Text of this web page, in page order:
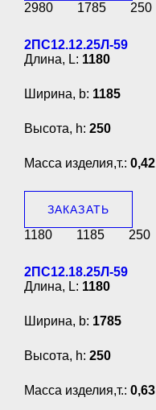
2980 1785 250
2ПС12.12.25Л-59
Длина, L: 1180
Ширина, b: 1185
Высота, h: 250
Масса изделия,т.: 0,42
ЗАКАЗАТЬ
1180 1185 250
2ПС12.18.25Л-59
Длина, L: 1180
Ширина, b: 1785
Высота, h: 250
Масса изделия,т.: 0,63